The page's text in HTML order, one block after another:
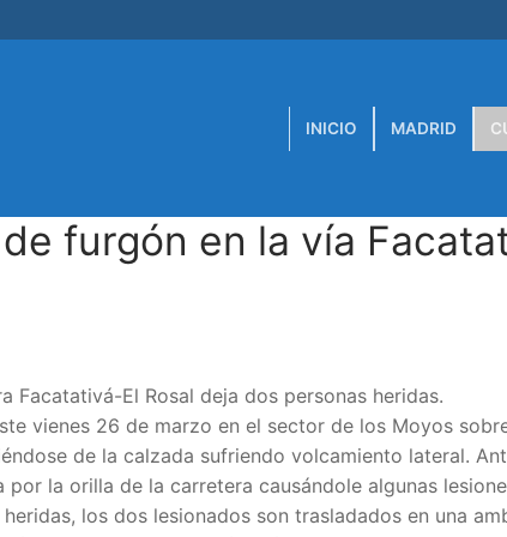
INICIO MADRID
furgón en la vía
El Rosal deja dos personas heridas.
vienes 26 de marzo en el sector de los Moyos
de la calzada sufriendo volcamiento lateral.
la orilla de la carretera causándole algunas
los dos lesionados son trasladados en una